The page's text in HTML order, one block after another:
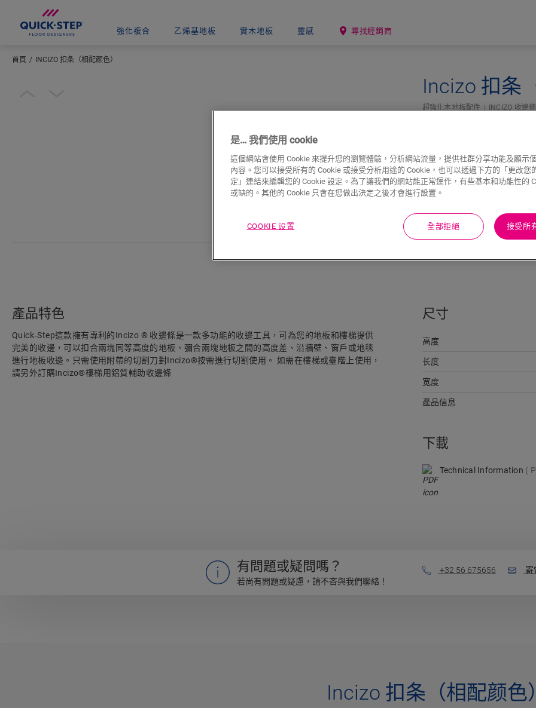
強化複合 乙烯基地板 實木地板 靈感 尋找經銷商
首頁 INCIZO 扣条（相配颜色）
Incizo 扣条
超強化木地板配件 INCIZO 收邊條
下載
產品特色
Quick‑Step這款擁有專利的Incizo ® 收邊條是一款多功能的收邊工具，可為您的地板和樓梯提供
完美的收邊，可以扣合兩塊同等高度的地板、彌合兩塊地板之間的高度差、沿牆壁、窗戶或地毯
進行地板收邊。只需使用附帶的切割刀對Incizo®按需進行切割使用。 如需在樓梯或臺階上使用，
請另外訂購Incizo®樓梯用鋁質輔助收邊條
尺寸
高度
长度
宽度
產品信息
下載
Technical Information
有問題或疑問嗎？
若尚有問題或疑慮，請不吝與我們聯絡！
+32 56 675656 寄
Incizo 扣条（相配颜色）
是… 我們使用 cookie
這個網站會使用 Cookie 來提升您的瀏覽體驗，分析網站流量，提供社群分享功能及顯示
內容。您可以接受所有的 Cookie 或接受分析用途的 Cookie，也可以透過下方的「更改您
定」連結來編輯您的 Cookie 設定。為了讓我們的網站能正常運作，有些基本和功能性的
或缺的。其他的 Cookie 只會在您做出決定之後才會進行設置。
COOKIE 设置 全部拒絕 接受所